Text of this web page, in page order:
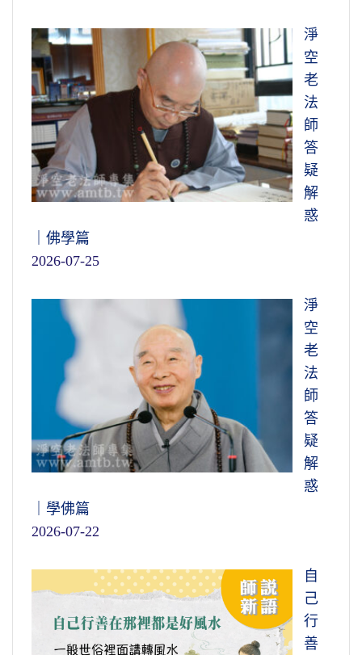
淨
空
老
法
師
答
疑
解
惑
｜佛學篇
2026-07-25
淨
空
老
法
師
答
疑
解
惑
｜學佛篇
2026-07-22
自
己
行
善